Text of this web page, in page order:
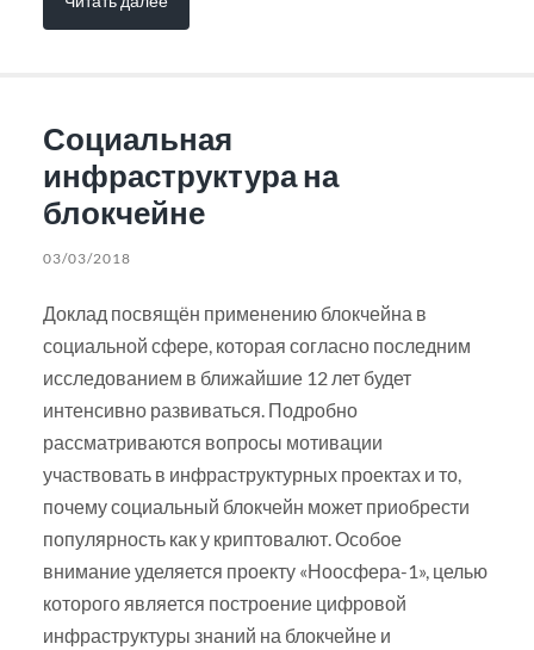
Социальная
инфраструктура на
блокчейне
03/03/2018
Доклад посвящён применению блокчейна в
социальной сфере, которая согласно последним
исследованием в ближайшие 12 лет будет
интенсивно развиваться. Подробно
рассматриваются вопросы мотивации
участвовать в инфраструктурных проектах и то,
почему социальный блокчейн может приобрести
популярность как у криптовалют. Особое
внимание уделяется проекту «Ноосфера-1», целью
которого является построение цифровой
инфраструктуры знаний на блокчейне и